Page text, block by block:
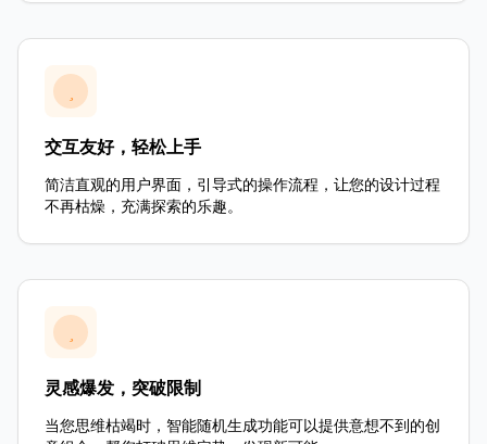
交互友好，轻松上手
简洁直观的用户界面，引导式的操作流程，让您的设计过程
不再枯燥，充满探索的乐趣。
灵感爆发，突破限制
当您思维枯竭时，智能随机生成功能可以提供意想不到的创